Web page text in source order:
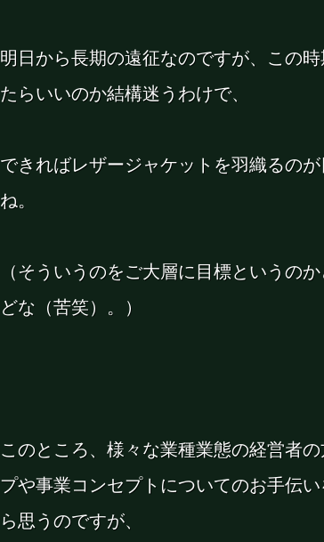
明日から長期の遠征なのですが、この
たらいいのか結構迷うわけで、
できればレザージャケットを羽織るの
ね。
（そういうのをご大層に目標というの
どな（苦笑）。）
このところ、様々な業種業態の経営者
プや事業コンセプトについてのお手伝
ら思うのですが、